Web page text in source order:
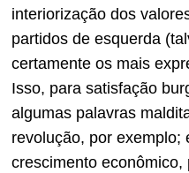
interiorização dos
partidos de esquerda
certamente os mais
Isso, para satisfação
algumas palavras
revolução, por exemplo;
crescimento